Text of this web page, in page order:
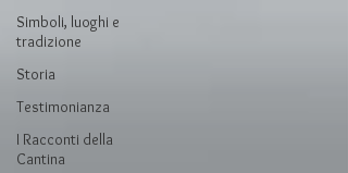
Simboli, luoghi e
tradizione
Storia
Testimonianza
I Racconti della
Cantina